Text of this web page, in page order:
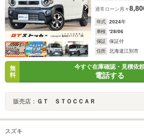
通常ローン 月々
年式 2024年
車検
'28/06
保証
保証付
住所
北海道江別市
無
料
今すぐ在庫確認・見積依
電話する
販売店： ＧＴ ＳＴＯＣＣＡＲ
スズキ